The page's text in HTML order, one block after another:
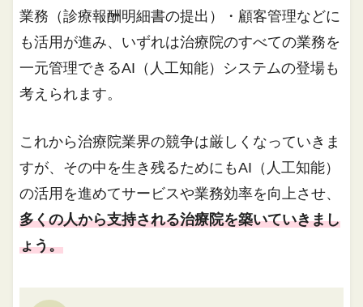
業務（診療報酬明細書の提出）・顧客管理などに
も活用が進み、いずれは治療院のすべての業務を
一元管理できるAI（人工知能）システムの登場も
考えられます。
これから治療院業界の競争は厳しくなっていきま
すが、その中を生き残るためにもAI（人工知能）
の活用を進めてサービスや業務効率を向上させ、
多くの人から支持される治療院を築いていきまし
ょう。